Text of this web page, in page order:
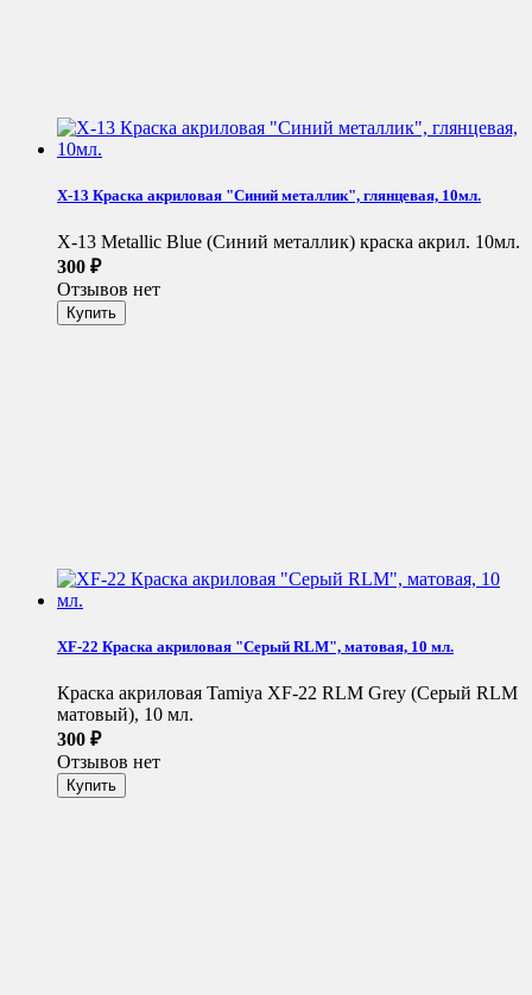
X-13 Краска акриловая "Синий металлик", глянцевая, 10мл.
X-13 Metallic Blue (Синий металлик) краска акрил. 10мл.
300 ₽
Отзывов нет
XF-22 Краска акриловая "Серый RLM", матовая, 10 мл.
Краска акриловая Tamiya XF-22 RLM Grey (Серый RLM
матовый), 10 мл.
300 ₽
Отзывов нет